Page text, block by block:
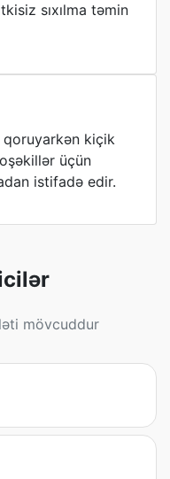
sıxılma təmin
qoruyarkən kiçik
üçün
istifadə edir.
mövcuddur